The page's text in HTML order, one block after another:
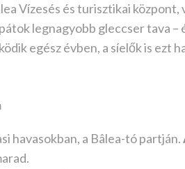
Vízesés és turisztikai központ,
legnagyobb gleccser tava –
egész évben, a síelők is ezt
havasokban, a Bâlea-tó partján.